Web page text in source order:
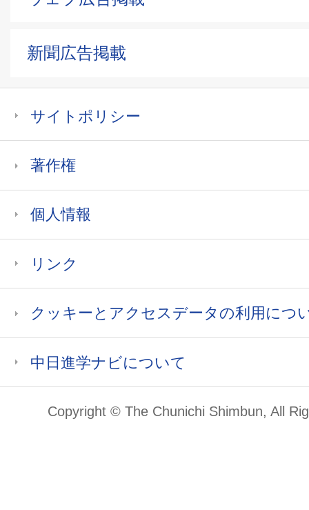
新聞広告掲載
サイトポリシー
著作権
個人情報
リンク
クッキーとアクセスデータの利用につ
中日進学ナビについて
Copyright © The Chunichi Shimbun, All